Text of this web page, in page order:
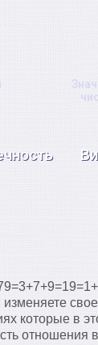
изменяете
которые в
отношения